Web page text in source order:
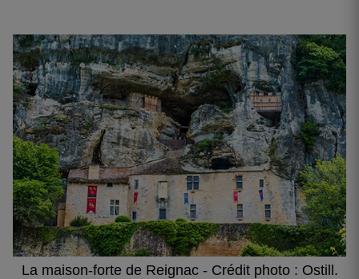
La maison-forte de Reignac - Crédit photo : Ostill.